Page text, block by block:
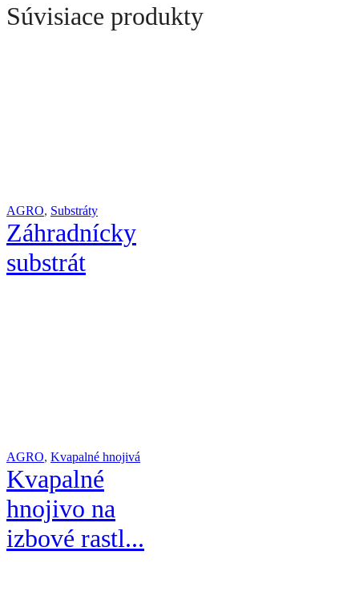
Súvisiace produkty
AGRO, Substráty
Záhradnícky
substrát
AGRO, Kvapalné hnojivá
Kvapalné
hnojivo na
izbové rastl...